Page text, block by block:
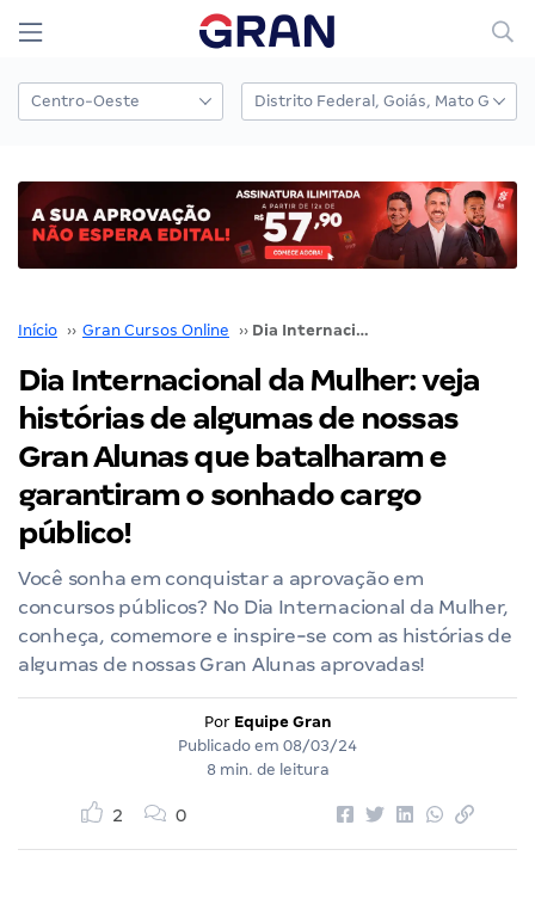
Início ›› Gran Cursos Online ›› Dia Internacional da Mulher: veja histórias de algumas de nossas Gran Alunas que batalharam e garantiram o sonhado cargo público!
Dia Internacional da Mulher: veja
histórias de algumas de nossas
Gran Alunas que batalharam e
garantiram o sonhado cargo
público!
Você sonha em conquistar a aprovação em
concursos públicos? No Dia Internacional da Mulher,
conheça, comemore e inspire-se com as histórias de
algumas de nossas Gran Alunas aprovadas!
Por Equipe Gran
Publicado em 08/03/24
8 min. de leitura
2 0